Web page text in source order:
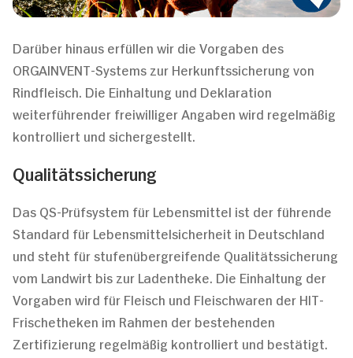
Darüber hinaus erfüllen wir die Vorgaben des
ORGAINVENT-Systems zur Herkunftssicherung von
Rindfleisch. Die Einhaltung und Deklaration
weiterführender freiwilliger Angaben wird regelmäßig
kontrolliert und sichergestellt.
Qualitätssicherung
Das QS-Prüfsystem für Lebensmittel ist der führende
Standard für Lebensmittelsicherheit in Deutschland
und steht für stufenübergreifende Qualitätssicherung
vom Landwirt bis zur Ladentheke. Die Einhaltung der
Vorgaben wird für Fleisch und Fleischwaren der HIT-
Frischetheken im Rahmen der bestehenden
Zertifizierung regelmäßig kontrolliert und bestätigt.